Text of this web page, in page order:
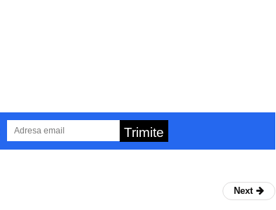
Trimite
Next